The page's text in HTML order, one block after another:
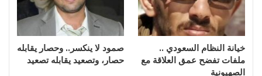
خيانة النظام السعودي ..
ملفات تفضح عمق العلاقة مع
الصهيونية
صمود لا ينكسر.. وحصار يقابله
حصار، وتصعيد يقابله تصعيد